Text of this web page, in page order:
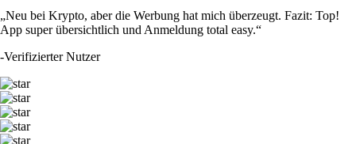
„Neu bei Krypto, aber die Werbung hat mich überzeugt. Fazit: Top!
App super übersichtlich und Anmeldung total easy.“
-Verifizierter Nutzer